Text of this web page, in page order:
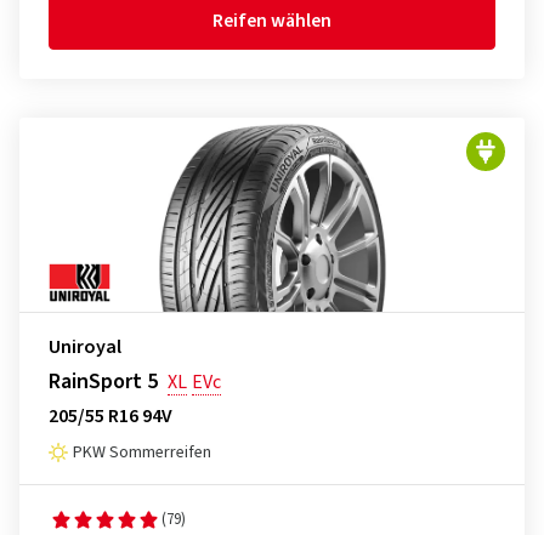
Reifen wählen
Uniroyal
RainSport 5 XL EVc
205/55 R16 94V
PKW Sommerreifen
(79)